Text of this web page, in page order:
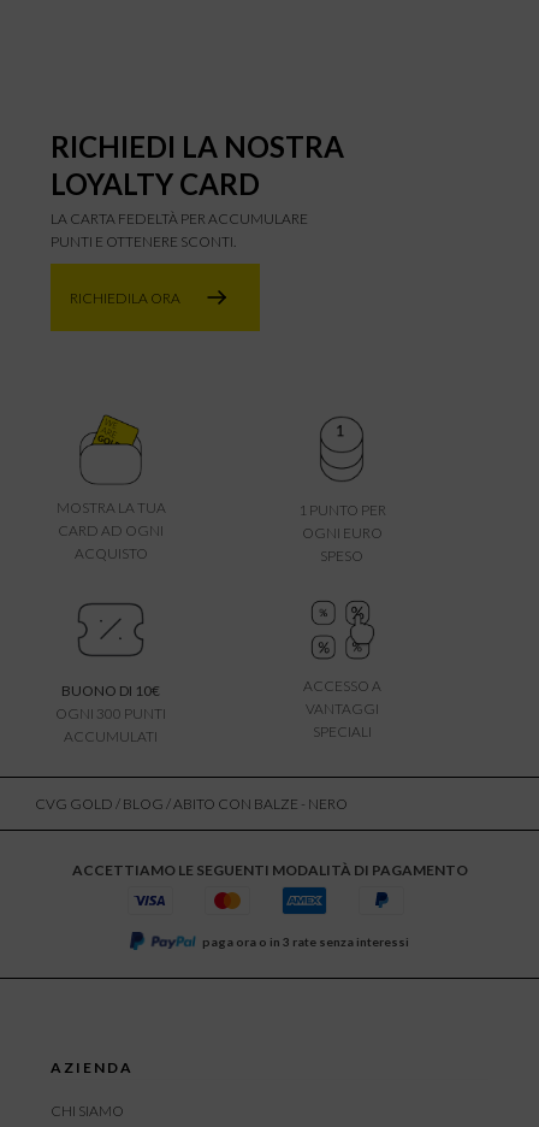
RICHIEDI LA NOSTRA
LOYALTY CARD
LA CARTA FEDELTÀ PER ACCUMULARE
PUNTI E OTTENERE SCONTI.
RICHIEDILA ORA
MOSTRA LA TUA
CARD AD OGNI
ACQUISTO
1 PUNTO PER
OGNI EURO
SPESO
BUONO DI 10€
OGNI 300 PUNTI
ACCUMULATI
ACCESSO A
VANTAGGI
SPECIALI
CVG GOLD / BLOG / ABITO CON BALZE - NERO
ACCETTIAMO LE SEGUENTI MODALITÀ DI PAGAMENTO
paga ora o in 3 rate senza interessi
AZIENDA
CHI SIAMO